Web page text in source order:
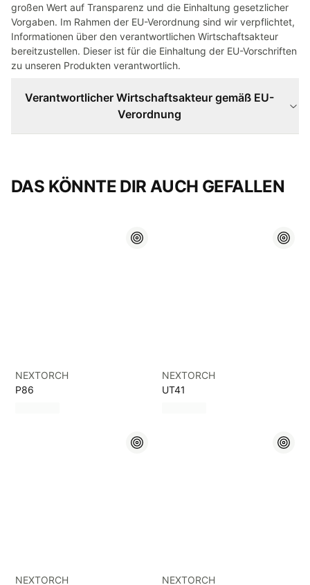
großen Wert auf Transparenz und die Einhaltung gesetzlicher
Vorgaben. Im Rahmen der EU-Verordnung sind wir verpflichtet,
Informationen über den verantwortlichen Wirtschaftsakteur
bereitzustellen. Dieser ist für die Einhaltung der EU-Vorschriften
zu unseren Produkten verantwortlich.
Verantwortlicher Wirtschaftsakteur gemäß EU-
Verordnung
DAS KÖNNTE DIR AUCH GEFALLEN
NEXTORCH
P86
NEXTORCH
UT41
NEXTORCH NEXTORCH